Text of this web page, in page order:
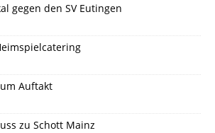
gegen den SV Eutingen
Auftakt
zu Schott Mainz